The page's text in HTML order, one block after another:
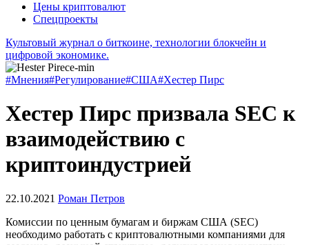
Цены криптовалют
Спецпроекты
Культовый журнал о биткоине, технологии блокчейн и
цифровой экономике.
#Мнения#Регулирование#США#Хестер Пирс
Хестер Пирс призвала SEC к
взаимодействию с
криптоиндустрией
22.10.2021 Роман Петров
Комиссии по ценным бумагам и биржам США (SEC)
необходимо работать с криптовалютными компаниями для